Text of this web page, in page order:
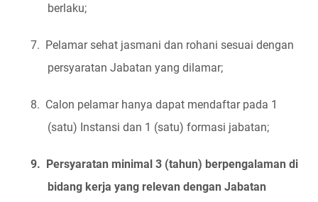
berlaku;
7. Pelamar sehat jasmani dan rohani sesuai dengan
persyaratan Jabatan yang dilamar;
8. Calon pelamar hanya dapat mendaftar pada 1
(satu) Instansi dan 1 (satu) formasi jabatan;
9.
Persyaratan minimal 3 (tahun) berpengalaman di
bidang kerja yang relevan dengan Jabatan